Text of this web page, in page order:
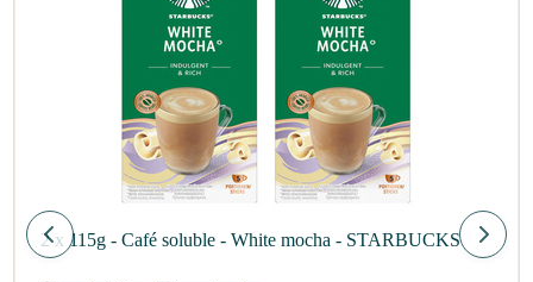
2 x 115g - Café soluble - White mocha - STARBUCKS